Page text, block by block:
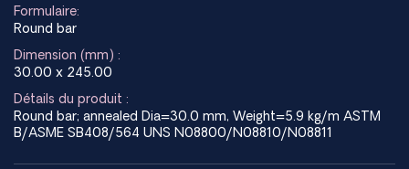
Formulaire:
Round bar
Dimension (mm) :
30.00 x 245.00
Détails du produit :
Round bar; annealed Dia=30.0 mm, Weight=5.9 kg/m ASTM
B/ASME SB408/564 UNS N08800/N08810/N08811